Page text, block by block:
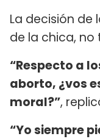
La decisión de
de la chica, no
“Respecto a
aborto, ¿vos
moral?”,
“Yo siempre